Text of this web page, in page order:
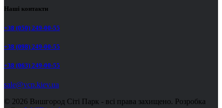
Наші контакти
+38 (050) 249-00-55
+38 (098) 249-00-55
+38 (063) 249-00-55
sale@vcp.kiev.ua
© 2026 Вишгород Сіті Парк - всі права захищено. Розробка